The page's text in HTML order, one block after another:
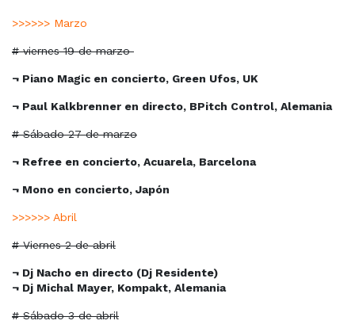
>>>>>> Marzo
# viernes 19 de marzo
¬ Piano Magic en concierto, Green Ufos, UK
¬ Paul Kalkbrenner en directo, BPitch Control, Alemania
# Sábado 27 de marzo
¬ Refree en concierto, Acuarela, Barcelona
¬ Mono en concierto, Japón
>>>>>> Abril
# Viernes 2 de abril
¬ Dj Nacho en directo (Dj Residente)
¬ Dj Michal Mayer, Kompakt, Alemania
# Sábado 3 de abril